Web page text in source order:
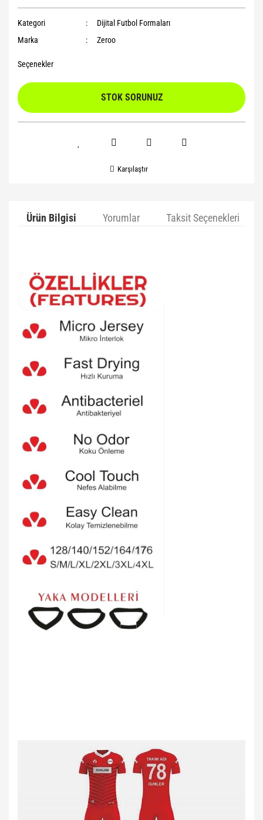
Kategori
Dijital Futbol Formaları
Marka
Zeroo
Seçenekler
STOK SORUNUZ
Karşılaştır
Ürün Bilgisi Yorumlar Taksit Seçenekleri